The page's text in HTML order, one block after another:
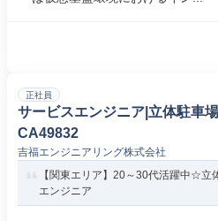
正社員
サービスエンジニア|立体駐車
CA49832
吉福エンジニアリング株式会社
【関東エリア】20～30代活躍中☆立
エンジニア